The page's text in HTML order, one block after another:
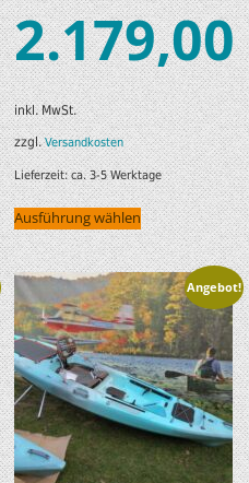
2.179,00
inkl. MwSt.
zzgl.Versandkosten
Lieferzeit:ca. 3-5 Werktage
Ausführung wählen
Angebot!